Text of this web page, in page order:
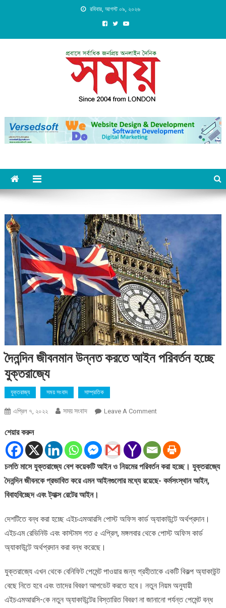
রবিবার, আগস্ট ০৯, ২০২৬
Daily Shomoy, Since 2004
from LONDON
দৈনন্দিন জীবনমান উন্নত করতে আইন পরিবর্তন হচ্ছে
যুক্তরাজ্যে
যুক্তরাজ্য সময় সংবাদ সাম্প্রতিক
এপ্রিল ৭, ২০২২ সময় সংবাদ Leave A CommentOn
উন্নত
করতে
আইন
পরিবর্তন
শেয়ার করুন
চলতি মাসে যুক্তরাজ্যে বেশ কয়েকটি আইন ও নিয়মের পরিবর্তন করা হচ্ছে। যুক্তরাজ্যে
দৈনন্দিন জীবনকে প্রভাবিত করে এমন আইনগুলোর মধ্যে রয়েছে- কর্মসংস্থান আইন,
বিবাহবিচ্ছেদ এবং ট্যাক্স রেটের আইন।
দেশটিতে বন্ধ করা হচ্ছে এইচএমআরসি পোস্ট অফিস কার্ড অ্যাকাউন্টে অর্থপ্রদান।
এইচএম রেভিনিউ এবং কাস্টমস গত ৫ এপ্রিল, মঙ্গলবার থেকে পোস্ট অফিস কার্ড
অ্যাকাউন্টে অর্থপ্রদান করা বন্ধ করেছে।
যুক্তরাজ্যে এখন থেকে বেনিফিট পেমেন্ট পাওয়ার জন্য গ্রহীতাকে একটি বিকল্প অ্যাকাউন্ট
বেছে নিতে হবে এবং তাদের বিবরণ আপডেট করতে হবে। নতুন নিয়ম অনুযায়ী
এইচএমআরসি-কে নতুন অ্যাকাউন্টের বিস্তারিত বিবরণ না জানানো পর্যন্ত পেমেন্ট বন্ধ